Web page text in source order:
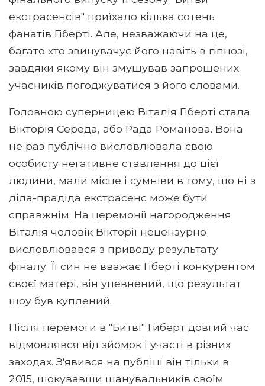
екстрасенсів" приїхало кілька сотень
фанатів Гіберті. Але, незважаючи на це,
багато хто звинувачує його навіть в гіпнозі,
завдяки якому він змушував запрошених
учасників погоджуватися з його словами.
Головною суперницею Віталія Гіберті стала
Вікторія Середа, або Рада Романова. Вона
не раз публічно висловлювала свою
особисту негативне ставлення до цієї
людини, мали місце і сумніви в тому, що ні з
діда-прадіда екстрасенс може бути
справжнім. На церемонії нагородження
Віталія чоловік Вікторії нецензурно
висловлювався з приводу результату
фіналу. Її син не вважає Гіберті конкурентом
своєї матері, він упевнений, що результат
шоу був куплений.
Після перемоги в "Битві" Гиберт довгий час
відмовлявся від зйомок і участі в різних
заходах. З'явився на публіці він тільки в
2015, шокувавши шанувальників своїм